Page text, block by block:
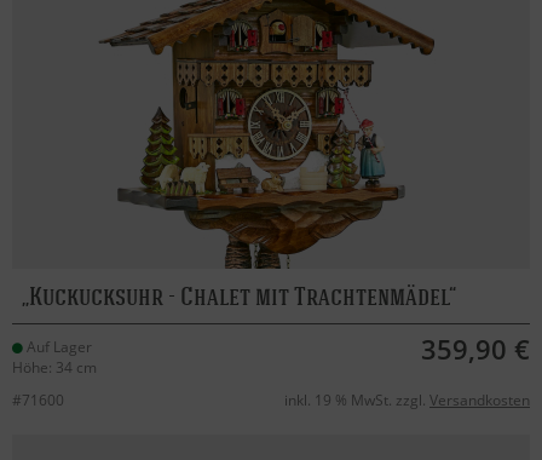
Kuckucksuhr - Chalet mit Trachtenmädel
Auf Lager
Höhe: 34 cm
359,90 €
#71600 inkl. 19 % MwSt. zzgl. Versandkosten